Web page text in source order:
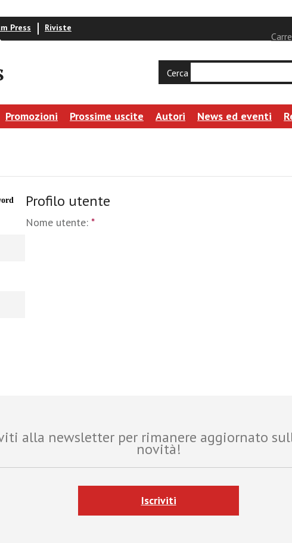
Press Riviste
Cerca
Promozioni Prossime uscite Autori News ed eventi
Profilo utente
Nome utente: *
alla newsletter per rimanere aggiornato
novità!
Iscriviti